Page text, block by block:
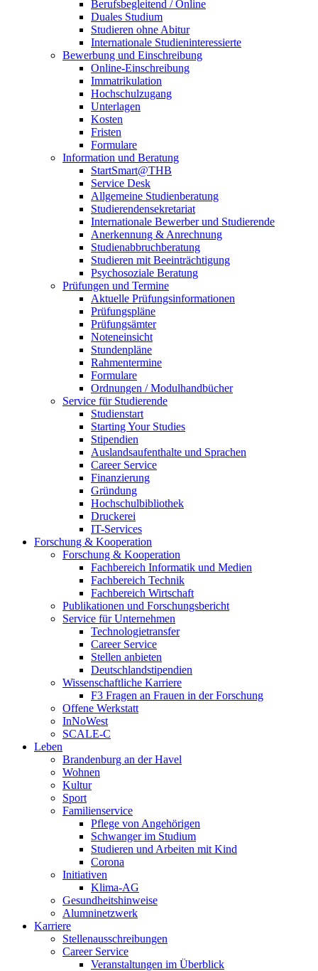
Berufsbegleitend / Online
Duales Studium
Studieren ohne Abitur
Internationale Studieninteressierte
Bewerbung und Einschreibung
Online-Einschreibung
Immatrikulation
Hochschulzugang
Unterlagen
Kosten
Fristen
Formulare
Information und Beratung
StartSmart@THB
Service Desk
Allgemeine Studienberatung
Studierendensekretariat
Internationale Bewerber und Studierende
Anerkennung & Anrechnung
Studienabbruchberatung
Studieren mit Beeinträchtigung
Psychosoziale Beratung
Prüfungen und Termine
Aktuelle Prüfungsinformationen
Prüfungspläne
Prüfungsämter
Noteneinsicht
Stundenpläne
Rahmentermine
Formulare
Ordnungen / Modulhandbücher
Service für Studierende
Studienstart
Starting Your Studies
Stipendien
Auslandsaufenthalte und Sprachen
Career Service
Finanzierung
Gründung
Hochschulbibliothek
Druckerei
IT-Services
Forschung & Kooperation
Forschung & Kooperation
Fachbereich Informatik und Medien
Fachbereich Technik
Fachbereich Wirtschaft
Publikationen und Forschungsbericht
Service für Unternehmen
Technologietransfer
Career Service
Stellen anbieten
Deutschlandstipendien
Wissenschaftliche Karriere
F3 Fragen an Frauen in der Forschung
Offene Werkstatt
InNoWest
SCALE-C
Leben
Brandenburg an der Havel
Wohnen
Kultur
Sport
Familienservice
Pflege von Angehörigen
Schwanger im Studium
Studieren und Arbeiten mit Kind
Corona
Initiativen
Klima-AG
Gesundheitshinweise
Alumninetzwerk
Karriere
Stellenausschreibungen
Career Service
Veranstaltungen im Überblick